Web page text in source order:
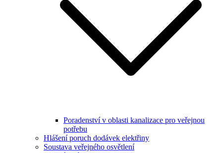
Poradenství v oblasti kanalizace pro veřejnou
potřebu
Hlášení poruch dodávek elektřiny
Soustava veřejného osvětlení